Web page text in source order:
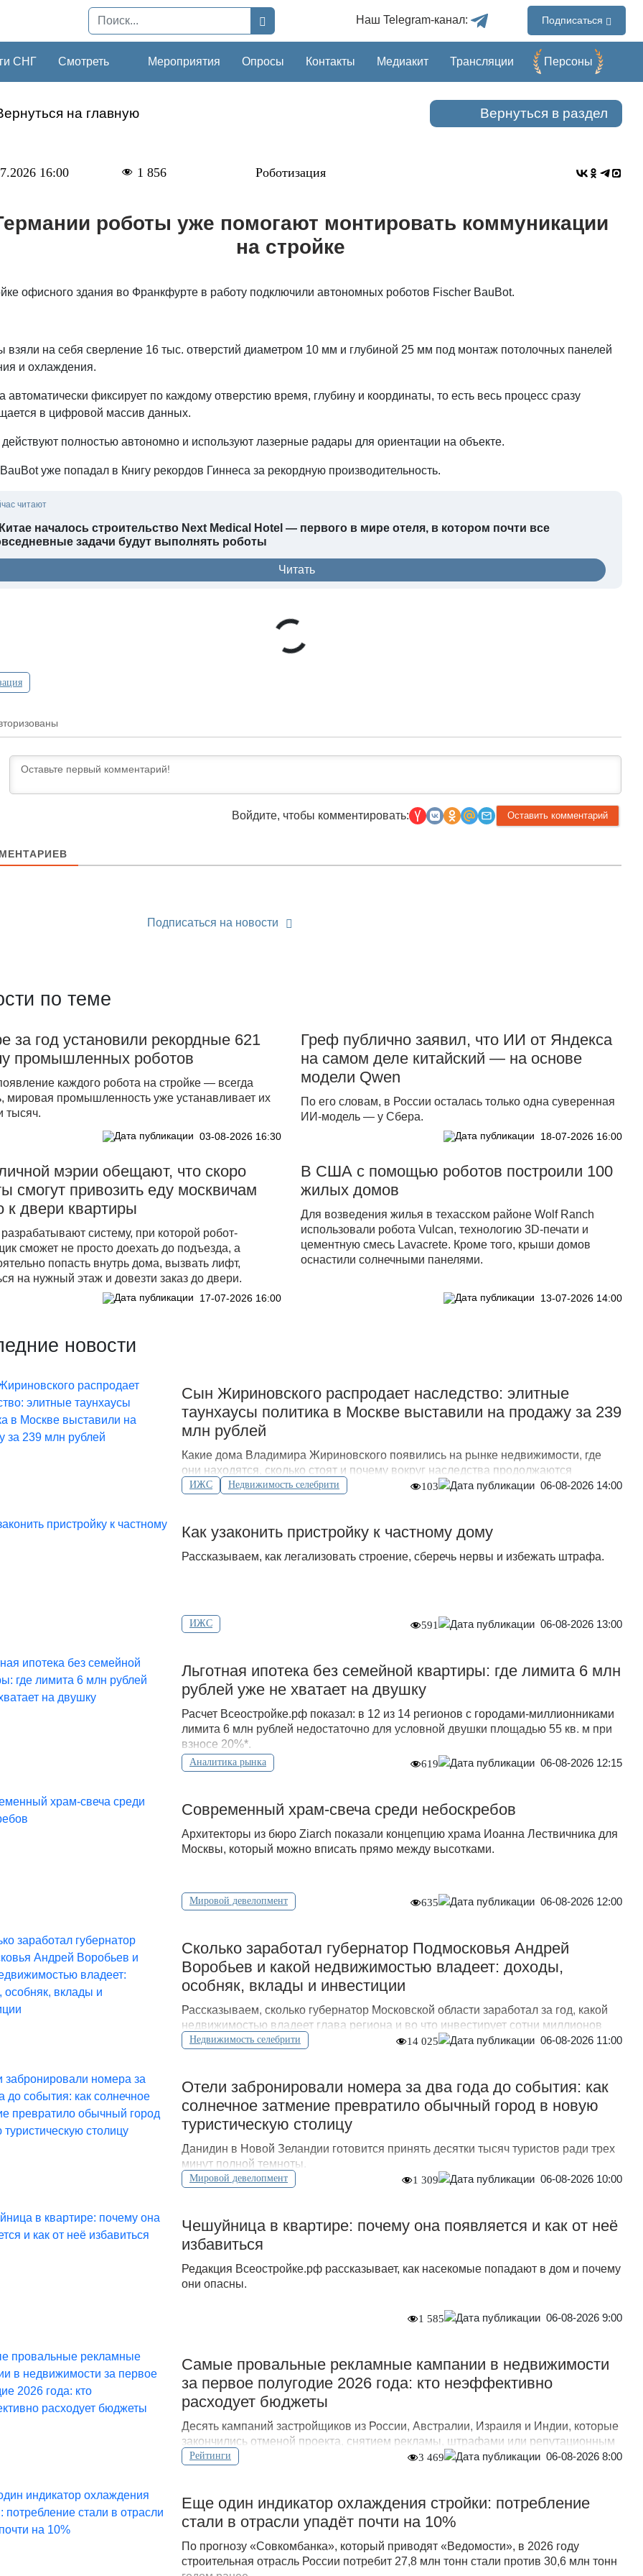
Наш Telegram-канал: Подписаться
СНГ Смотреть Мероприятия Опросы Контакты Медиакит Трансляции Перcоны
на главную Вернуться в раздел
16:00 1 856 Роботизация
роботы уже помогают монтировать коммуникации
на стройке
офисного здания во Франкфурте в работу подключили автономных роботов Fischer BauBot.
на себя сверление 16 тыс. отверстий диаметром 10 мм и глубиной 25 мм под монтаж потолочных панелей
и охлаждения.
автоматически фиксирует по каждому отверстию время, глубину и координаты, то есть весь процесс сразу
в цифровой массив данных.
полностью автономно и используют лазерные радары для ориентации на объекте.
уже попадал в Книгу рекордов Гиннеса за рекордную производительность.
читают
началось строительство Next Medical Hotel — первого в мире отеля, в котором почти все
задачи будут выполнять роботы
Читать
Войдите, чтобы комментировать:
Подписаться на новости
по теме
за год установили рекордные 621
промышленных роботов
каждого робота на стройке — всегда
мировая промышленность уже устанавливает их
тысяч.
03-08-2026 16:30
Греф публично заявил, что ИИ от Яндекса
на самом деле китайский — на основе
модели Qwen
По его словам, в России осталась только одна суверенная
ИИ-модель — у Сбера.
18-07-2026 16:00
мэрии обещают, что скоро
смогут привозить еду москвичам
к двери квартиры
систему, при которой робот-
сможет не просто доехать до подъезда, а
попасть внутрь дома, вызвать лифт,
на нужный этаж и довезти заказ до двери.
17-07-2026 16:00
В США с помощью роботов построили 100
жилых домов
Для возведения жилья в техасском районе Wolf Ranch
использовали робота Vulcan, технологию 3D-печати и
цементную смесь Lavacrete. Кроме того, крыши домов
оснастили солнечными панелями.
13-07-2026 14:00
новости
Сын Жириновского распродает наследство: элитные
таунхаусы политика в Москве выставили на продажу за 239
млн рублей
Какие дома Владимира Жириновского появились на рынке недвижимости, где
они находятся, сколько стоят и почему вокруг наследства продолжаются
судебные споры.
ИЖС Недвижимость селебрити 103 06-08-2026 14:00
Как узаконить пристройку к частному дому
Рассказываем, как легализовать строение, сберечь нервы и избежать штрафа.
ИЖС 591 06-08-2026 13:00
Льготная ипотека без семейной квартиры: где лимита 6 млн
рублей уже не хватает на двушку
Расчет Всеостройке.рф показал: в 12 из 14 регионов с городами-миллионниками
лимита 6 млн рублей недостаточно для условной двушки площадью 55 кв. м при
взносе 20%*.
Аналитика рынка 619 06-08-2026 12:15
Современный храм-свеча среди небоскребов
Архитекторы из бюро Ziarch показали концепцию храма Иоанна Лествичника для
Москвы, который можно вписать прямо между высотками.
Мировой девелопмент 635 06-08-2026 12:00
Сколько заработал губернатор Подмосковья Андрей
Воробьев и какой недвижимостью владеет: доходы,
особняк, вклады и инвестиции
Рассказываем, сколько губернатор Московской области заработал за год, какой
недвижимостью владеет глава региона и во что инвестирует сотни миллионов
рублей.
Недвижимость селебрити 14 025 06-08-2026 11:00
Отели забронировали номера за два года до события: как
солнечное затмение превратило обычный город в новую
туристическую столицу
Данидин в Новой Зеландии готовится принять десятки тысяч туристов ради трех
минут полной темноты.
Мировой девелопмент 1 309 06-08-2026 10:00
Чешуйница в квартире: почему она появляется и как от неё
избавиться
Редакция Всеостройке.рф рассказывает, как насекомые попадают в дом и почему
они опасны.
1 585 06-08-2026 9:00
Самые провальные рекламные кампании в недвижимости
за первое полугодие 2026 года: кто неэффективно
расходует бюджеты
Десять кампаний застройщиков из России, Австралии, Израиля и Индии, которые
закончились отменой проекта, снятием рекламы, штрафами или репутационным
кризисом.
Рейтинги 3 469 06-08-2026 8:00
Еще один индикатор охлаждения стройки: потребление
стали в отрасли упадёт почти на 10%
По прогнозу «Совкомбанка», который приводят «Ведомости», в 2026 году
строительная отрасль России потребит 27,8 млн тонн стали против 30,6 млн тонн